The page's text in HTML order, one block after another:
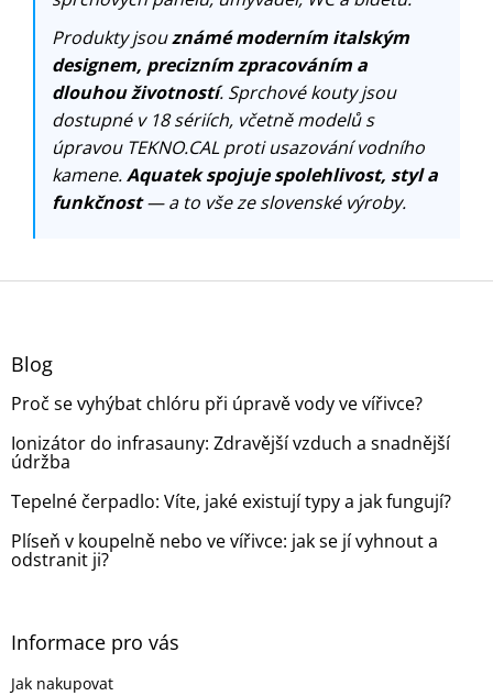
Produkty jsouznámé moderním italským
designem, precizním zpracováním a
dlouhou životností. Sprchové kouty jsou
dostupné v 18 sériích, včetně modelů s
úpravou TEKNO.CAL proti usazování vodního
kamene.Aquatek spojuje spolehlivost, styl a
funkčnost— a to vše ze slovenské výroby.
Z
Blog
Proč se vyhýbat chlóru při úpravě vody ve vířivce?
Ionizátor do infrasauny: Zdravější vzduch a snadnější
údržba
Tepelné čerpadlo: Víte, jaké existují typy a jak fungují?
Plíseň v koupelně nebo ve vířivce: jak se jí vyhnout a
odstranit ji?
Informace pro vás
Jak nakupovat